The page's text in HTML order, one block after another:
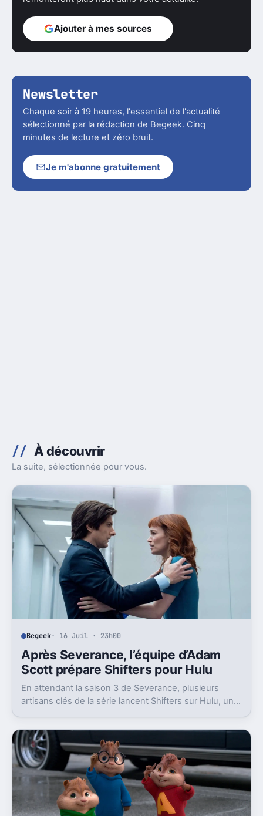
Ajouter à mes sources
Newsletter
Chaque soir à 19 heures, l'essentiel de l'actualité
sélectionné par la rédaction de Begeek. Cinq
minutes de lecture et zéro bruit.
Je m'abonne gratuitement
À découvrir
La suite, sélectionnée pour vous.
Begeek· 16 Juil · 23h00
Après Severance, l’équipe d’Adam
Scott prépare Shifters pour Hulu
En attendant la saison 3 de Severance, plusieurs
artisans clés de la série lancent Shifters sur Hulu, un